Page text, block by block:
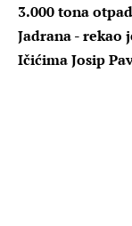
3.000 tona
Jadrana - rekao
Ičićima Josip